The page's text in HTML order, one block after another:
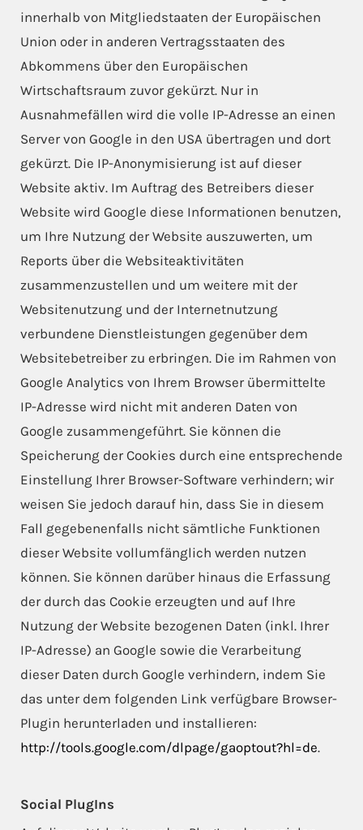
innerhalb von Mitgliedstaaten der Europäischen
Union oder in anderen Vertragsstaaten des
Abkommens über den Europäischen
Wirtschaftsraum zuvor gekürzt. Nur in
Ausnahmefällen wird die volle IP-Adresse an einen
Server von Google in den USA übertragen und dort
gekürzt. Die IP-Anonymisierung ist auf dieser
Website aktiv. Im Auftrag des Betreibers dieser
Website wird Google diese Informationen benutzen,
um Ihre Nutzung der Website auszuwerten, um
Reports über die Websiteaktivitäten
zusammenzustellen und um weitere mit der
Websitenutzung und der Internetnutzung
verbundene Dienstleistungen gegenüber dem
Websitebetreiber zu erbringen. Die im Rahmen von
Google Analytics von Ihrem Browser übermittelte
IP-Adresse wird nicht mit anderen Daten von
Google zusammengeführt. Sie können die
Speicherung der Cookies durch eine entsprechende
Einstellung Ihrer Browser-Software verhindern; wir
weisen Sie jedoch darauf hin, dass Sie in diesem
Fall gegebenenfalls nicht sämtliche Funktionen
dieser Website vollumfänglich werden nutzen
können. Sie können darüber hinaus die Erfassung
der durch das Cookie erzeugten und auf Ihre
Nutzung der Website bezogenen Daten (inkl. Ihrer
IP-Adresse) an Google sowie die Verarbeitung
dieser Daten durch Google verhindern, indem Sie
das unter dem folgenden Link verfügbare Browser-
Plugin herunterladen und installieren:
http://tools.google.com/dlpage/gaoptout?hl=de.
Social PlugIns